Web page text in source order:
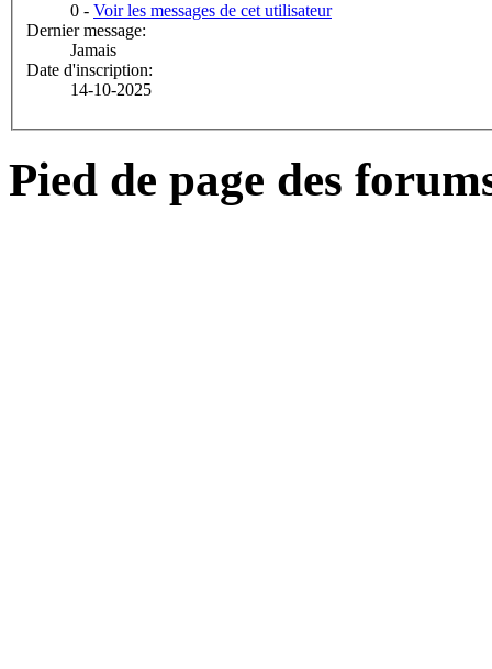
0 - Voir les messages de cet utilisateur
Dernier message:
Jamais
Date d'inscription:
14-10-2025
Pied de page des